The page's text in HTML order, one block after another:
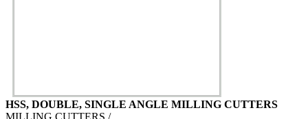
HSS, DOUBLE, SINGLE ANGLE MILLING CUTTERS
MILLING CUTTERS /